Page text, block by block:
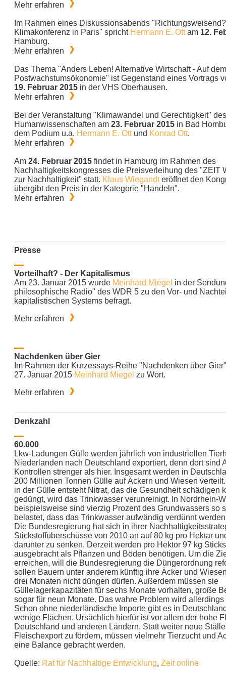
Mehr erfahren
Im Rahmen eines Diskussionsabends
Klimakonferenz in Paris" spricht Hermann E. Ottam 12.
Hamburg.
Mehr erfahren
Das Thema "Anders Leben! Alternative Wirtschaft - Auf
Postwachstumsökonomie" ist Gegenstand eines Vortrags
19. Februar 2015 in der VHS Oberhausen.
Mehr erfahren
Bei der Veranstaltung "Klimawandel und Gerechtigkeit"
Humanwissenschaften am 23. Februar 2015 in Bad
dem Podium u.a. Hermann E. Ottund Konrad Ott.
Mehr erfahren
Am 24. Februar 2015 findet in Hamburg im Rahmen des
Nachhaltigkeitskongresses die Preisverleihung des "ZEIT
zur Nachhaltigkeit" statt. Klaus Wiegandteröffnet den
übergibt den Preis in der Kategorie "Handeln".
Mehr erfahren
Presse
Vorteilhaft? - Der Kapitalismus
Am 23. Januar 2015 wurde Meinhard Miegel in der
philosophische Radio" des WDR 5 zu den Vor- und
kapitalistischen Systems befragt.
Mehr erfahren
Nachdenken über Gier
Im Rahmen der Kurzessays-Reihe "Nachdenken über
27. Januar 2015 Meinhard Miegel zu Wort.
Mehr erfahren
Denkzahl
60.000
Lkw-Ladungen Gülle werden jährlich von industriellen
Niederlanden nach Deutschland exportiert, denn dort sind
Kontrollen strenger als hier. Insgesamt werden in
200 Millionen Tonnen Gülle auf Äckern und Wiesen
in der Gülle entsteht Nitrat, das die Gesundheit schädigen
gedüngt, wird das Trinkwasser verunreinigt. In Nordrhein-
beispielsweise sind vierzig Prozent des Grundwassers so
belastet, dass das Trinkwasser aufwändig verdünnt
Die Bundesregierung hat sich in ihrer
Stickstoffüberschüsse von 2010 an auf 80 kg pro Hektar
darunter zu senken. Derzeit werden pro Hektor 97 kg
ausgebracht als Pflanzen und Böden benötigen. Um die
erreichen, will die Bundesregierung die Düngerordnung
sollen Bauern unter anderem künftig ihre Äcker und
drei Monaten nicht düngen dürfen. Außerdem müssen sie
Güllelagerkapazitäten für sechs Monate vorhalten, große
sogar für neun Monate. Das wahre Problem wird
Schon ohne niederländische Importe gibt es in
wenige Flächen. Ursächlich hierfür ist vor allem der hohe
Deutschland und anderen Ländern. Statt weiter neue
Fleischexport zu fördern, müssen vielmehr Tierzucht und
eine Balance gebracht werden.
Quelle: Rat für Nachhaltige Entwicklung, Zeit online